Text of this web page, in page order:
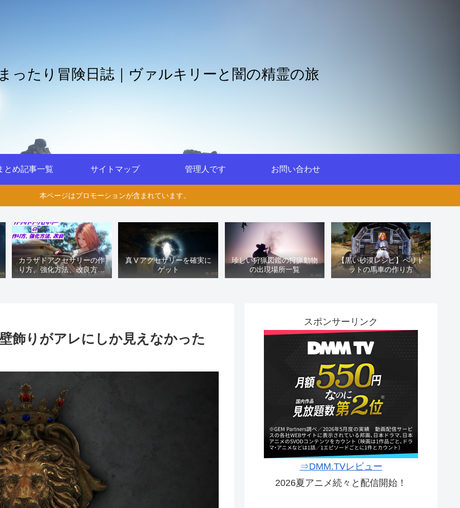
ったり冒険日誌｜ヴァルキリーと闇の精霊の旅
とめ記事一覧 サイトマップ 管理人です お問い合わせ
本ページはプロモーションが含まれています。
カラザドアクセサリーの作
り方、強化方法、改良方法
などまとめ【黒い砂漠冒険
真Ⅴアクセサリーを確実に
ゲット
珍しい狩猟図鑑の狩猟動物
の出現場所一覧
【黒い砂漠レシピ】ペリド
ットの馬車の作り方
飾りがアレにしか見えなかった
スポンサーリンク
⇒DMM.TVレビュー
2026夏アニメ続々と配信開始！